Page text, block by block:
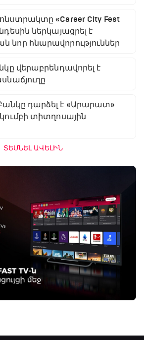
«Career City Fest
ներկայացրել է
հնարավորություններ
վերաբրենդավորել է
դարձել է «Արարատ»
տիտղոսային
ՏԵՍՆԵԼ ԱՎԵԼԻՆ